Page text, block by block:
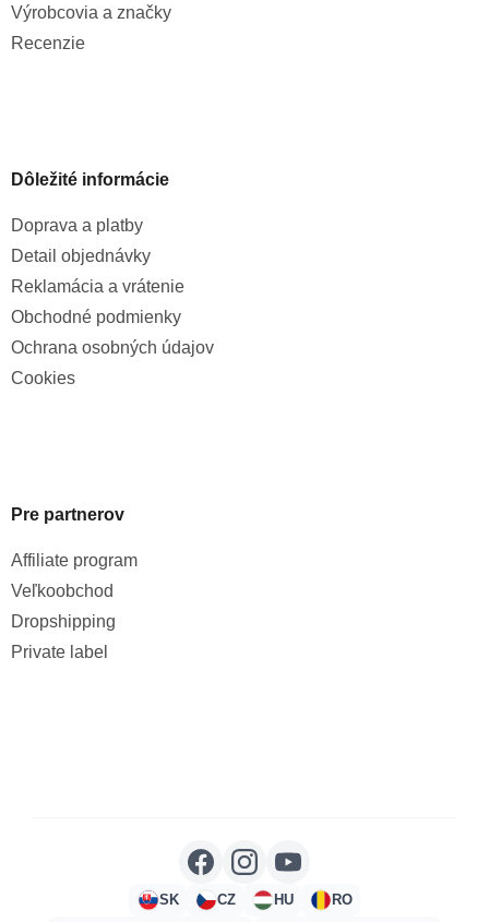
Výrobcovia a značky
Recenzie
Dôležité informácie
Doprava a platby
Detail objednávky
Reklamácia a vrátenie
Obchodné podmienky
Ochrana osobných údajov
Cookies
Pre partnerov
Affiliate program
Veľkoobchod
Dropshipping
Private label
SK CZ HU RO